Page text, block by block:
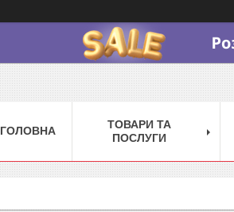
ГОЛОВНА
ТОВАРИ ТА
ПОСЛУГИ